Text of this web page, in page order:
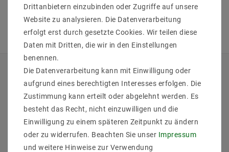
QUICKLINKS
Ihr Warenkorb
Drittanbietern einzubinden oder Zugriffe auf unsere
Website zu analysieren. Die Datenverarbeitung
erfolgt erst durch gesetzte Cookies. Wir teilen diese
Daten mit Dritten, die wir in den Einstellungen
benennen.
Die Datenverarbeitung kann mit Einwilligung oder
aufgrund eines berechtigten Interesses erfolgen. Die
Zustimmung kann erteilt oder abgelehnt werden. Es
besteht das Recht, nicht einzuwilligen und die
Einwilligung zu einem späteren Zeitpunkt zu ändern
oder zu widerrufen. Beachten Sie unser Impressum
und weitere Hinweise zur Verwendung